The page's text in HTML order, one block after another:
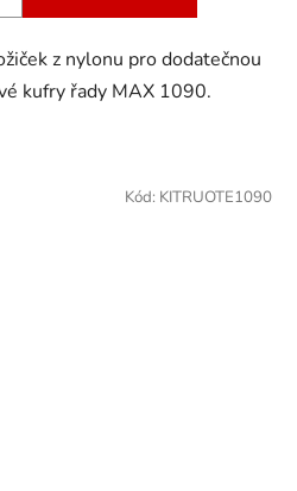
z nylonu pro dodatečnou
kufry řady MAX 1090.
Kód: KITRUOTE1090